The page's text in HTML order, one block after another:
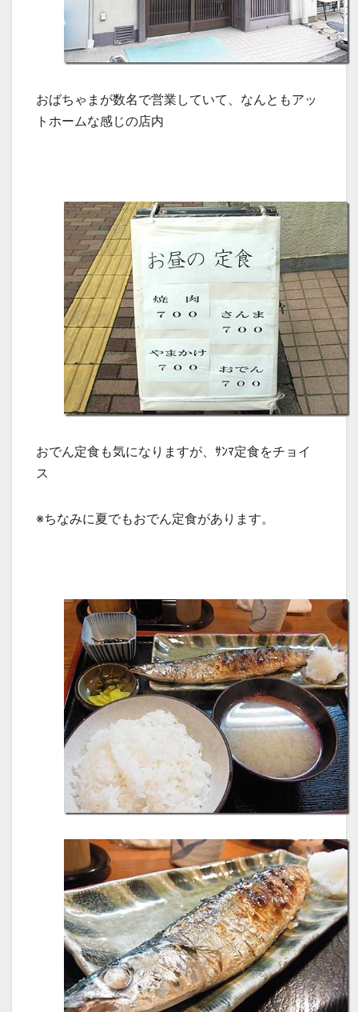
おばちゃまが数名で営業していて、なんともアッ
トホームな感じの店内
おでん定食も気になりますが、ｻﾝﾏ定食をチョイ
ス
※ちなみに夏でもおでん定食があります。